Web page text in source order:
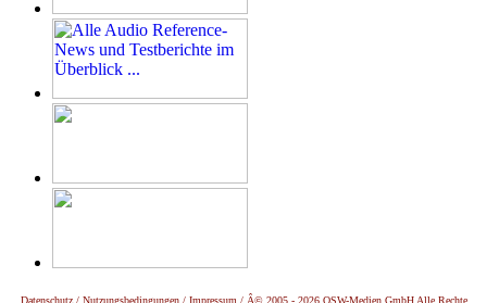
Datenschutz / Nutzungsbedingungen / Impressum / Â© 2005 - 2026 OSW-Medien GmbH Alle Rechte